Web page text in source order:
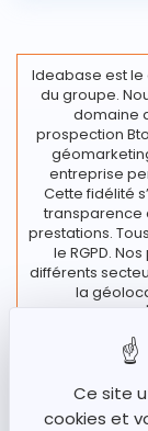
Ideabase est
du groupe.
domaine
prospection
entreprise
Cette fidélité
transparence
prestations.
le RGPD.
différents
la
traitement de
clients
en interne,
Ce site
cookies et